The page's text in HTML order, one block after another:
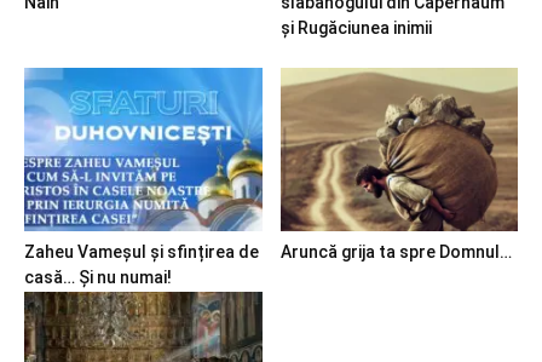
și Rugăciunea inimii
Zaheu Vameșul și sfințirea de
casă… Și nu numai!
Aruncă grija ta spre Domnul…